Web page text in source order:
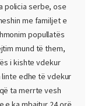
policia serbe, ose
me familjet e
popullatës
mund të them,
i kishte vdekur
linte edhe të vdekur
ta merrte vesh